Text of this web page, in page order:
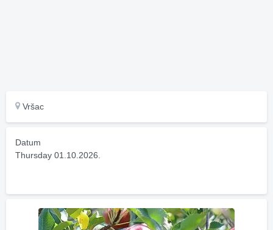
Vršac
Datum
Thursday 01.10.2026.